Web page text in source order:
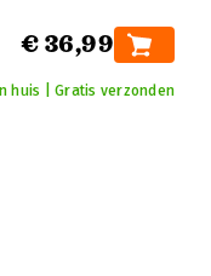
€ 36,99
huis | Gratis verzonden